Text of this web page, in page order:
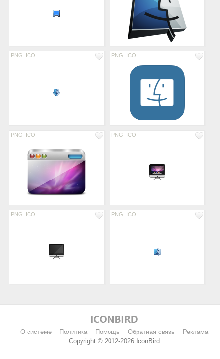
PNG ICO PNG ICO
PNG ICO PNG ICO
PNG ICO PNG ICO
О системе Политика Помощь Обратная связь
Реклама
Copyright © 2012-2026 IconBird